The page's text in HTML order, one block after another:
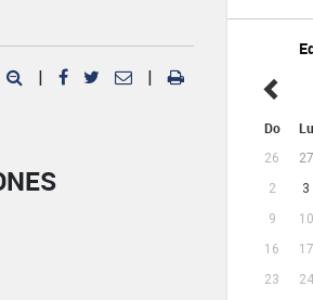
Do Lu
26 27
2
3
9
10
16
17
23
24
| |